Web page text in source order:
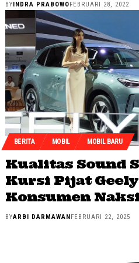
BY INDRA PRABOWO FEBRUARI 28, 2022
BERITA MOBIL MOBIL BARU
Kualitas Sound
Kursi Pijat
Konsumen
BYARBI DARMAWAN FEBRUARI 22, 2025